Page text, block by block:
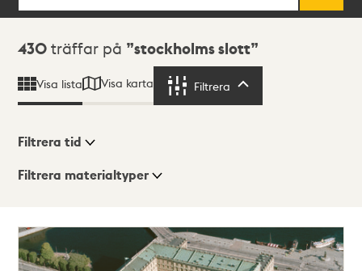
Sökresultat
430 träffar på stockholms slott
Visa lista Visa karta Filtrera
Visningsläge
Lista
Karta
Filtrera tid
Filtrera materialtyper
430träffar